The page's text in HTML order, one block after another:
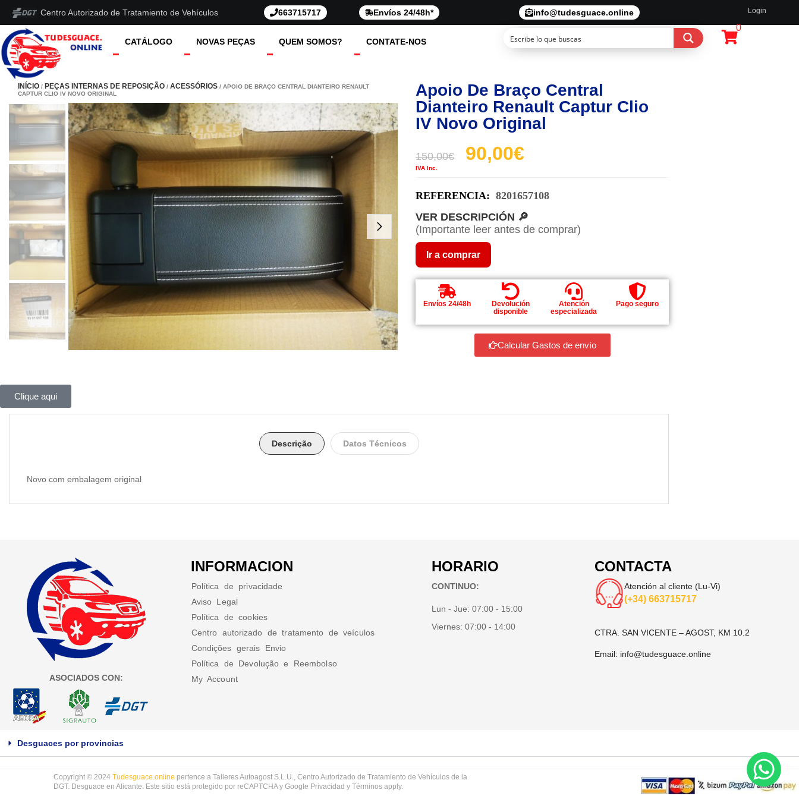
Centro Autorizado de Tratamiento de Vehículos 663715717 Envíos 24/48h* info@tudesguace.online Login
CATÁLOGO NOVAS PEÇAS QUEM SOMOS? CONTATE-NOS
0
INÍCIO / PEÇAS INTERNAS DE REPOSIÇÃO / ACESSÓRIOS / APOIO DE BRAÇO CENTRAL DIANTEIRO RENAULT
CAPTUR CLIO IV NOVO ORIGINAL
Apoio De Braço Central
Dianteiro Renault Captur Clio
IV Novo Original
150,00€ 90,00€
IVA Inc.
REFERENCIA: 8201657108
VER DESCRIPCIÓN 🔎
(Importante leer antes de comprar)
Ir a comprar
Envíos 24/48h
Devolución
disponible
Atención
especializada
Pago seguro
Calcular Gastos de envío
Clique aqui
Descrição Datos Técnicos
Novo com embalagem original
ASOCIADOS CON:
INFORMACION
Política de privacidade
Aviso Legal
Política de cookies
Centro autorizado de tratamento de veículos
Condições gerais Envio
Política de Devolução e Reembolso
My Account
HORARIO
CONTINUO:
Lun - Jue:07:00 - 15:00
Viernes:07:00 - 14:00
CONTACTA
Atención al cliente (Lu-Vi)
(+34) 663715717
CTRA. SAN VICENTE – AGOST, KM 10.2
Email: info@tudesguace.online
Desguaces por provincias
Copyright © 2024 Tudesguace.online pertence a Talleres Autoagost S.L.U., Centro Autorizado de Tratamiento de Vehículos de la
DGT. Desguace en Alicante. Este sitio está protegido por reCAPTCHA y Google Privacidad y Términos apply.